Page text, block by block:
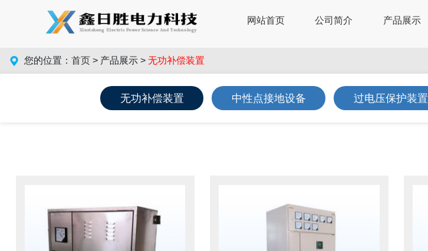
网站首页 公司简介 产品展示
您的位置：首页 > 产品展示 >无功补偿装置
无功补偿装置 中性点接地设备 过电压保护装置